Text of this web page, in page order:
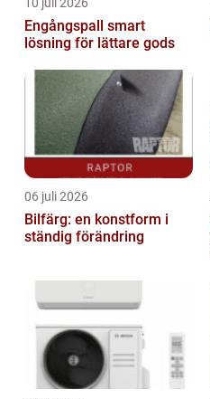
Engångspall smart
lösning för lättare gods
06 juli 2026
Bilfärg: en konstform i
ständig förändring